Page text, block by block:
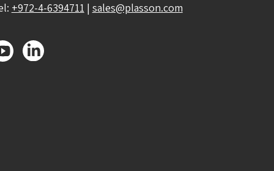
+972-4-6394711 | sales@plasson.com